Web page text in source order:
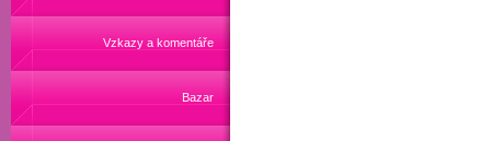
Vzkazy a komentáře
Bazar